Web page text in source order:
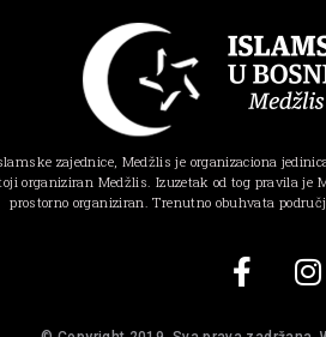
zajednice, Medžlis je organizaciona
organiziran Medžlis. Izuzetak od tog pravila je
prostorno organiziran. Trenutno obuhvata